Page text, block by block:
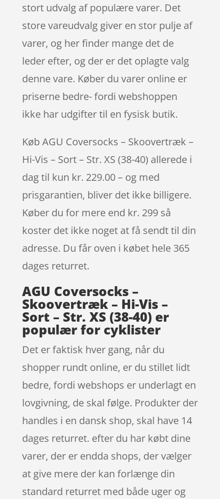
stort udvalg af populære varer. Det
store vareudvalg giver en stor pulje af
varer, og her finder mange det de
leder efter, og der er det oplagte valg
denne vare. Køber du varer online er
priserne bedre- fordi webshoppen
ikke har udgifter til en fysisk butik.
Køb AGU Coversocks – Skoovertræk –
Hi-Vis – Sort – Str. XS (38-40) allerede i
dag til kun kr. 229.00 – og med
prisgarantien, bliver det ikke billigere.
Køber du for mere end kr. 299 så
koster det ikke noget at få sendt til din
adresse. Du får oven i købet hele 365
dages returret.
AGU Coversocks –
Skoovertræk – Hi-Vis –
Sort – Str. XS (38-40) er
populær for cyklister
Det er faktisk hver gang, når du
shopper rundt online, er du stillet lidt
bedre, fordi webshops er underlagt en
lovgivning, de skal følge. Produkter der
handles i en dansk shop, skal have 14
dages returret. efter du har købt dine
varer, der er endda shops, der vælger
at give mere der kan forlænge din
standard returret med både uger og